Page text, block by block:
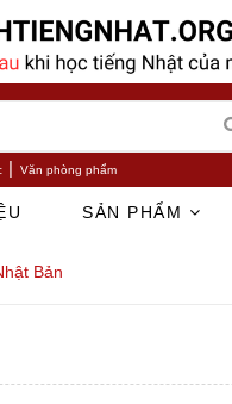
| Văn phòng phẩm
SẢN PHẨM
Bản